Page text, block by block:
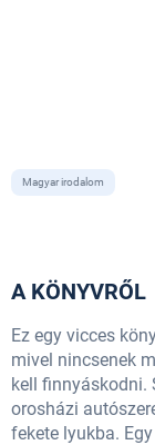
Magyar irodalom
A KÖNYVRŐL
Ez egy vicces
mivel nincsenek
kell finnyáskodni.
orosházi
fekete lyukba.